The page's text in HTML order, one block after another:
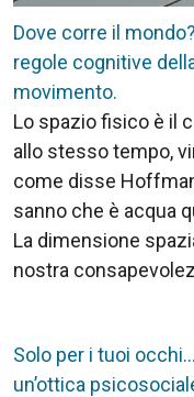
Dove corre il
regole cognitive
movimento.
Lo spazio fisico è il
allo stesso tempo,
come disse
sanno che è acqua
La dimensione
nostra
Solo per i tuoi
un’ottica